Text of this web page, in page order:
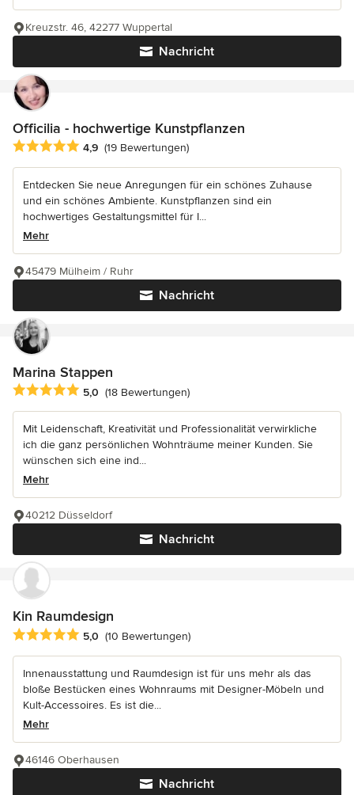
Nachricht
Kreuzstr. 46, 42277 Wuppertal
Officilia - hochwertige Kunstpflanzen
Durchschnittliche Bewertung: 4.9 von 5 Sternen
4,9 (19 Bewertungen)
Entdecken Sie neue Anregungen für ein schönes Zuhause
und ein schönes Ambiente. Kunstpflanzen sind ein
hochwertiges Gestaltungsmittel für I...
Mehr
Nachricht
45479 Mülheim / Ruhr
Marina Stappen
Durchschnittliche Bewertung: 5 von 5 Sternen
5,0 (18 Bewertungen)
Mit Leidenschaft, Kreativität und Professionalität verwirkliche
ich die ganz persönlichen Wohnträume meiner Kunden. Sie
wünschen sich eine ind...
Mehr
Nachricht
40212 Düsseldorf
Kin Raumdesign
Durchschnittliche Bewertung: 5 von 5 Sternen
5,0 (10 Bewertungen)
Innenausstattung und Raumdesign ist für uns mehr als das
bloße Bestücken eines Wohnraums mit Designer-Möbeln und
Kult-Accessoires. Es ist die...
Mehr
Nachricht
46146 Oberhausen